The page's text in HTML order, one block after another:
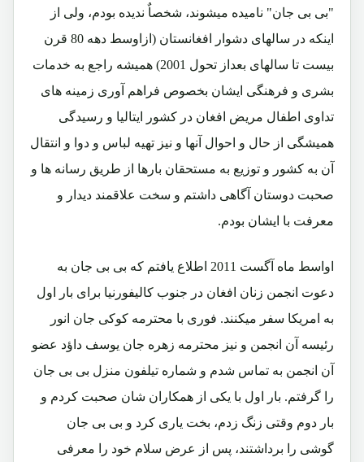
"بی بی جان" نامیده میشوند، شخصاٌ ندیده بودم، ولی از
اینکه در سالهای دشوار افغانستان (ازاوسط دهه 80 قرن
بیست تا سالهای بعداز تحول 2001) همیشه راجع به خدمات
بشری و فرهنگی ایشان بخصوص فراهم آوری زمینه های
تداوی اطفال مریض افغان در کشور ایتالیا و رسیدگی
همیشگی از حال و احوال آنها و نیز تهیه لباس و دوا و انتقال
آن به کشور و توزیع به مستحقان بارها از طریق رسانه ها و
صحبت دوستان آگاهی داشتم و سخت علاقمند دیدار و
معرفت با ایشان بودم.
اواسط ماه آگست 2011 اطلاع یافتم که بی بی جان به
دعوت انجمن زنان افغان در جنوب کالیفورنیا برای بار اول
به امریکا سفر میکنند. فوری با محترمه کوکی جان انور
رئیسه آن انجمن و نیز محترمه زهره جان یوسف داؤد عضو
آن انجمن به تماس شدم و شماره تیلفون منزل بی بی جان
را گرفتم. بار اول با یکی از همکاران شان صحبت کردم و
بار دوم وقتی زنگ زدم، بخت یاری کرد و بی بی جان
گوشی را برداشتند، پس از عرض سلام خود را معرفی